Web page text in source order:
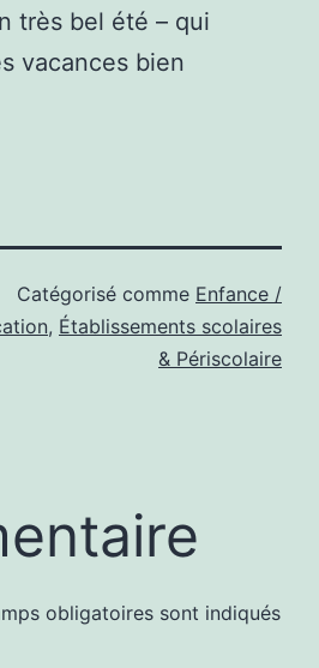
très bel été – qui
vacances bien
Catégorisé comme Enfance /
, Établissements scolaires
& Périscolaire
obligatoires sont indiqués